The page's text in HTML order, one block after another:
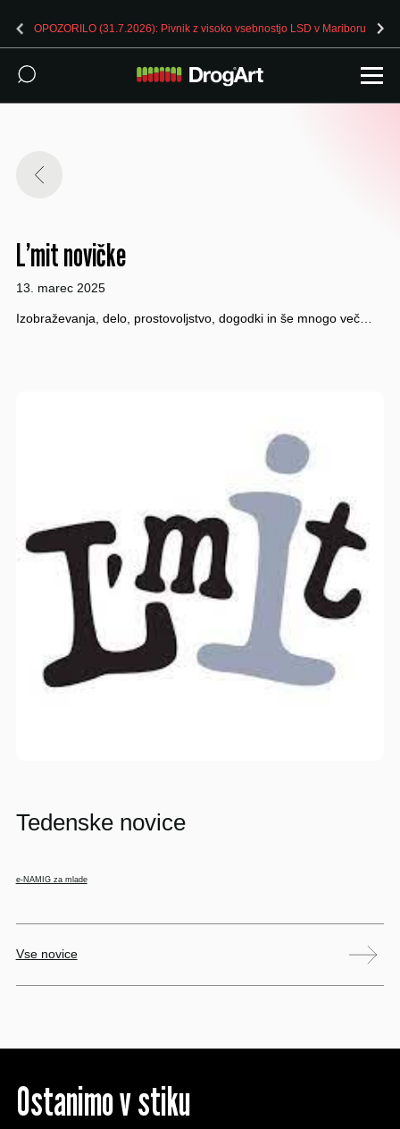
OPOZORILO (31.7.2026): Pivnik z visoko vsebnostjo LSD v Mariboru
L’mit novičke
13. marec 2025
Izobraževanja, delo, prostovoljstvo, dogodki in še mnogo več…
Tedenske novice
e-NAMIG za mlade
Vse novice
Ostanimo v stiku